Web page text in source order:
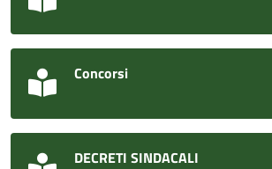
Concorsi
DECRETI SINDACALI